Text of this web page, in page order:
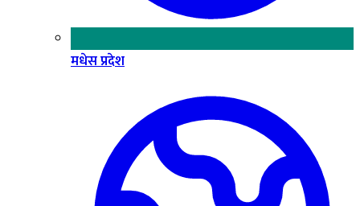
मधेस प्रदेश